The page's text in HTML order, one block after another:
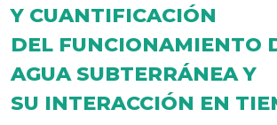
Y CUANTIFICACIÓN
DEL FUNCIONAMIENTO
AGUA SUBTERRÁNEA Y
SU INTERACCIÓN EN